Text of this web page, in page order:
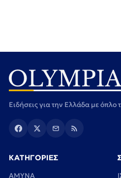
Ειδήσεις για την Ελλάδα με όπλο
ΚΑΤΗΓΟΡΙΕΣ
ΑΜΥΝΑ